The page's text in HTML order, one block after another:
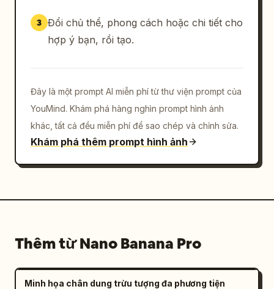
3 Đổi chủ thể, phong cách hoặc chi tiết cho
hợp ý bạn, rồi tạo.
Đây là một prompt AI miễn phí từ thư viện prompt của
YouMind. Khám phá hàng nghìn prompt hình ảnh
khác, tất cả đều miễn phí để sao chép và chỉnh sửa.
Khám phá thêm prompt hình ảnh
Thêm từ Nano Banana Pro
Minh họa chân dung trừu tượng đa phương tiện